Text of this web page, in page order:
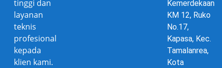
tinggi dan
layanan
teknis
profesional
kepada
klien kami.
Kemerdekaan
KM 12, Ruko
No.17,
Kapasa, Kec.
Tamalanrea,
Kota